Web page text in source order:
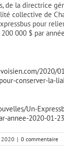
de la directrice
collective de
pour
000 $ par
2020/
conserver-la-
Un-
annee-2020-01-
| 0 commentaire